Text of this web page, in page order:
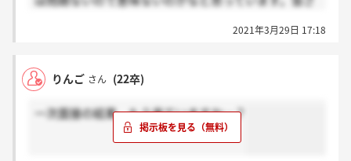
2021年3月29日 17:18
りんご さん (22卒)
一次面接の結果、もう来ていますか…？